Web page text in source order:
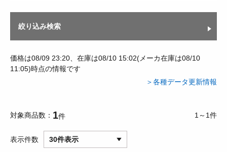
絞り込み検索
価格は08/09 23:20、在庫は08/10 15:02(メーカ在庫は08/10
11:05)時点の情報です
＞各種データ更新情報
対象商品数 1件 1～1件
表示件数 30件表示